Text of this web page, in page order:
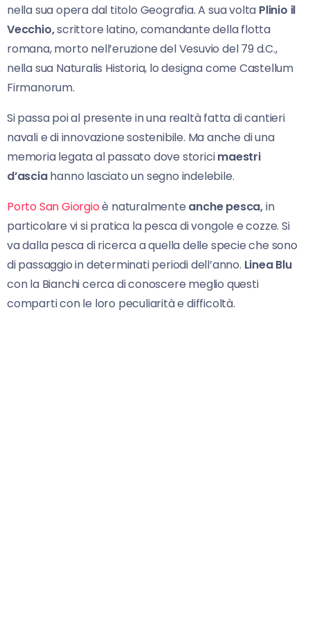
nella sua opera dal titolo Geografia. A sua volta Plinio il
Vecchio,scrittore latino, comandante della flotta
romana, morto nell’eruzione del Vesuvio del 79 d.C.,
nella sua Naturalis Historia, lo designa come Castellum
Firmanorum.
Si passa poi al presente in una realtà fatta di cantieri
navali e di innovazione sostenibile. Ma anche di una
memoria legata al passato dove storicimaestri
d’asciahanno lasciato un segno indelebile.
Porto San Giorgioè naturalmente anche pesca,in
particolare vi si pratica la pesca di vongole e cozze. Si
va dalla pesca di ricerca a quella delle specie che sono
di passaggio in determinati periodi dell’anno. Linea Blu
con la Bianchi cerca di conoscere meglio questi
comparti con le loro peculiarità e difficoltà.